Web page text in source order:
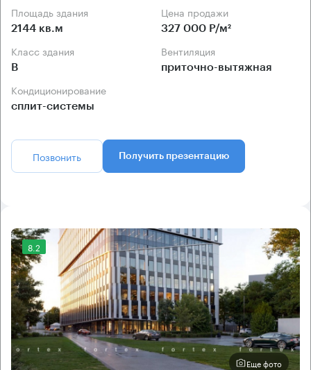
Площадь здания
2144 кв.м
Цена продажи
327 000 Р/м²
Класс здания
B
Вентиляция
приточно-вытяжная
Кондиционирование
сплит-системы
Позвонить Получить презентацию
8.2
Еще фото